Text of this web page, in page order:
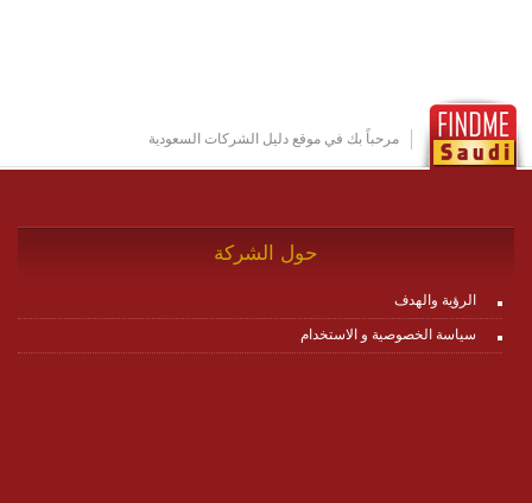
http://www.plutosms.com/zagel
مرحباً بك في موقع دليل الشركات السعودية
حول الشركة
الرؤية والهدف
سياسة الخصوصية و الاستخدام